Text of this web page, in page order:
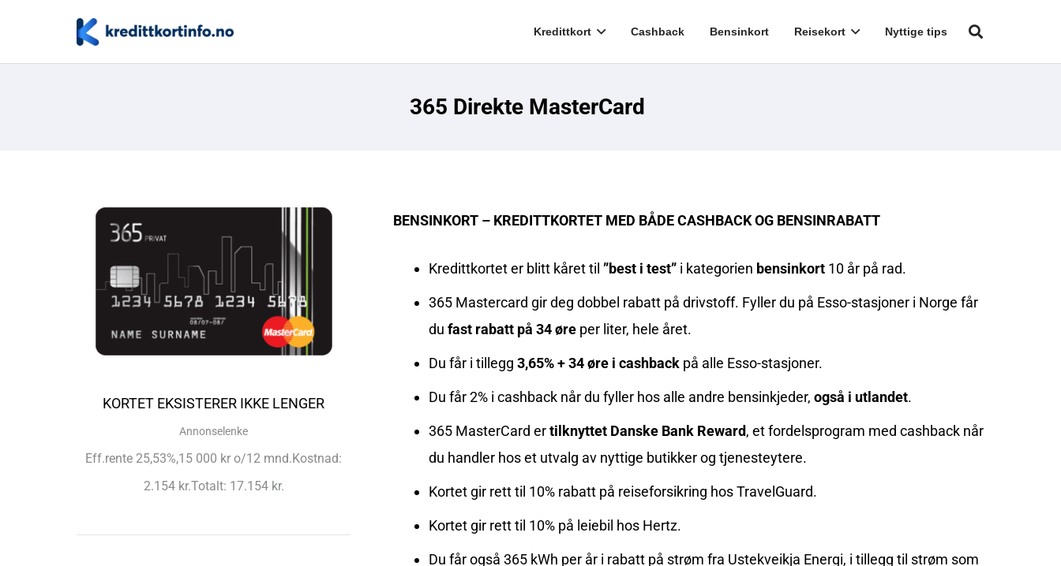
Kredittkort Cashback Bensinkort Reisekort Nyttige tips
365 Direkte MasterCard
KORTET EKSISTERER IKKE LENGER
Annonselenke
Eff.rente 25,53%,15 000 kr o/12 mnd.Kostnad:
2.154 kr.Totalt: 17.154 kr.
BENSINKORT – KREDITTKORTET MED BÅDE CASHBACK OG BENSINRABATT
Kredittkortet er blitt kåret til”best i test” i kategorien bensinkort 10 år på rad.
365 Mastercard gir deg dobbel rabatt på drivstoff. Fyller du på Esso-stasjoner i Norge får
dufast rabatt på 34 øre per liter, hele året.
Du får i tillegg3,65% + 34 øre i cashback på alle Esso-stasjoner.
Du får 2% i cashback når du fyller hos alle andre bensinkjeder,også i utlandet.
365 MasterCard ertilknyttet Danske Bank Reward, et fordelsprogram med cashback når
du handler hos et utvalg av nyttige butikker og tjenesteytere.
Kortet gir rett til 10% rabatt på reiseforsikring hos TravelGuard.
Kortet gir rett til 10% på leiebil hos Hertz.
Du får også 365 kWh per år i rabatt på strøm fra Ustekveikja Energi, i tillegg til strøm som